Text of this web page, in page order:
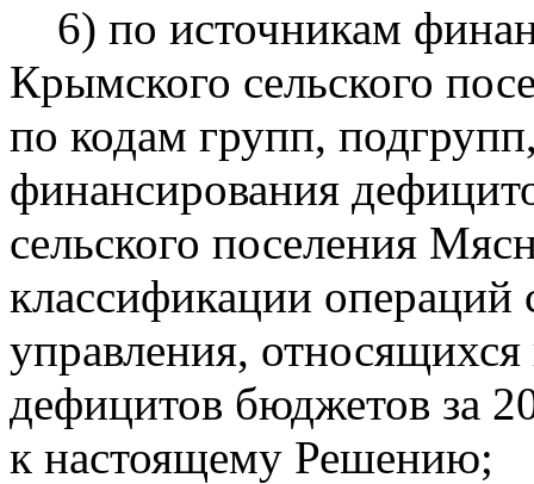
6) по источникам
Крымского сельского
по кодам групп,
финансирования
сельского поселения
классификации операций
управления,
дефицитов бюджетов за
к настоящему Решению;